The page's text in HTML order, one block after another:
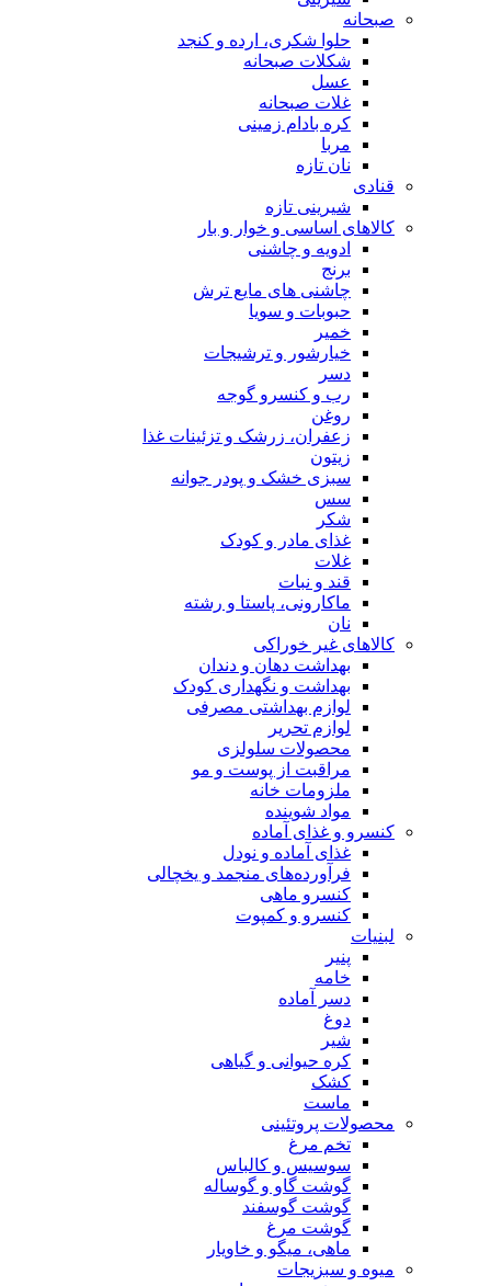
صبحانه
حلوا شکری، ارده و کنجد
شکلات صبحانه
عسل
غلات صبحانه
کره بادام زمینی
مربا
نان تازه
قنادی
شیرینی تازه
کالاهای اساسی و خوار و بار
ادویه و چاشنی
برنج
چاشنی های مایع ترش
حبوبات و سویا
خمیر
خیارشور و ترشیجات
دسر
رب و کنسرو گوجه
روغن
زعفران، زرشک و تزئینات غذا
زیتون
سبزی خشک و پودر جوانه
سس
شکر
غذای مادر و کودک
غلات
قند و نبات
ماکارونی، پاستا و رشته
نان
کالاهای غیر خوراکی
بهداشت دهان و دندان
بهداشت و نگهداری کودک
لوازم بهداشتی مصرفی
لوازم تحریر
محصولات سلولزی
مراقبت از پوست و مو
ملزومات خانه
مواد شوینده
کنسرو و غذای آماده
غذای آماده و نودل
فرآورده‌های منجمد و یخچالی
کنسرو ماهی
کنسرو و کمپوت
لبنیات
پنیر
خامه
دسر آماده
دوغ
شیر
کره حیوانی و گیاهی
کشک
ماست
محصولات پروتئینی
تخم مرغ
سوسیس و کالباس
گوشت گاو و گوساله
گوشت گوسفند
گوشت مرغ
ماهی، میگو و خاویار
میوه و سبزیجات